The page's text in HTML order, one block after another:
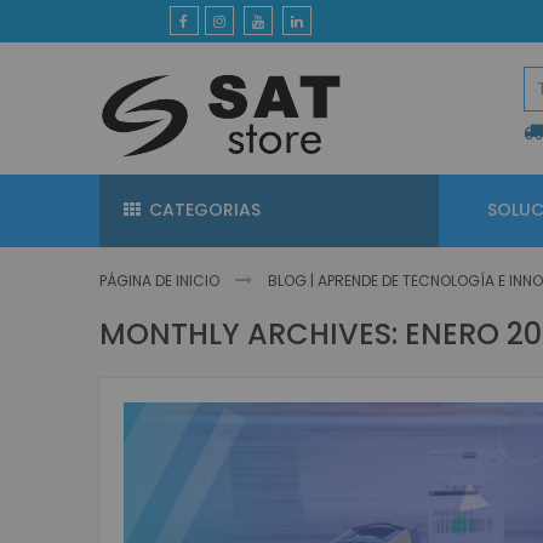
contenido
CATEGORIAS
PÁGINA DE INICIO BLOG | APRENDE DE TECNOLOGÍA E
MONTHLY ARCHIVES: ENERO